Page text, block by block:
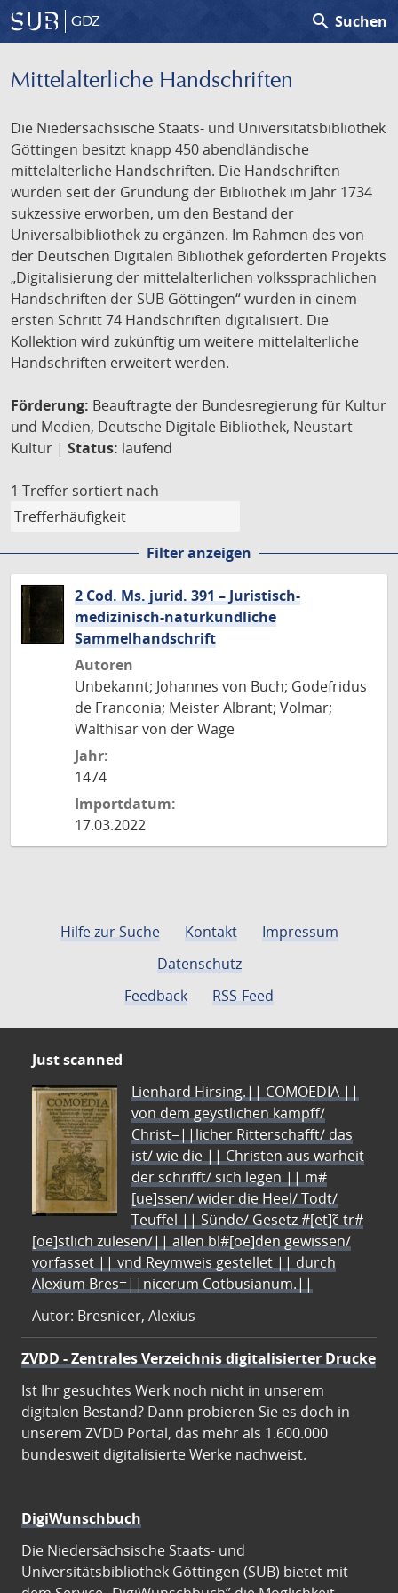
GDZ search Suchen
Mittelalterliche Handschriften
Die Niedersächsische Staats- und Universitätsbibliothek
Göttingen besitzt knapp 450 abendländische
mittelalterliche Handschriften. Die Handschriften
wurden seit der Gründung der Bibliothek im Jahr 1734
sukzessive erworben, um den Bestand der
Universalbibliothek zu ergänzen. Im Rahmen des von
der Deutschen Digitalen Bibliothek geförderten Projekts
„Digitalisierung der mittelalterlichen volkssprachlichen
Handschriften der SUB Göttingen“ wurden in einem
ersten Schritt 74 Handschriften digitalisiert. Die
Kollektion wird zukünftig um weitere mittelalterliche
Handschriften erweitert werden.
Förderung: Beauftragte der Bundesregierung für Kultur
und Medien, Deutsche Digitale Bibliothek, Neustart
Kultur | Status: laufend
1 Treffer sortiert nach
Filter anzeigen
2 Cod. Ms. jurid. 391 – Juristisch-
medizinisch-naturkundliche
Sammelhandschrift
Autoren
Unbekannt; Johannes von Buch; Godefridus
de Franconia; Meister Albrant; Volmar;
Walthisar von der Wage
Jahr:
1474
Importdatum:
17.03.2022
Hilfe zur Suche Kontakt
Impressum
Datenschutz
Feedback
RSS-Feed
Just scanned
Lienhard Hirsing.|| COMOEDIA ||
von dem geystlichen kampff/
Christ=||licher Ritterschafft/ das
ist/ wie die || Christen aus warheit
der schrifft/ sich legen || m#
[ue]ssen/ wider die Heel/ Todt/
Teuffel || Sünde/ Gesetz #[et]c̃ tr#
[oe]stlich zulesen/|| allen bl#[oe]den gewissen/
vorfasset || vnd Reymweis gestellet || durch
Alexium Bres=||nicerum Cotbusianum.||
Autor: Bresnicer, Alexius
ZVDD - Zentrales Verzeichnis digitalisierter Drucke
Ist Ihr gesuchtes Werk noch nicht in unserem
digitalen Bestand? Dann probieren Sie es doch in
unserem ZVDD Portal, das mehr als 1.600.000
bundesweit digitalisierte Werke nachweist.
DigiWunschbuch
Die Niedersächsische Staats- und
Universitätsbibliothek Göttingen (SUB) bietet mit